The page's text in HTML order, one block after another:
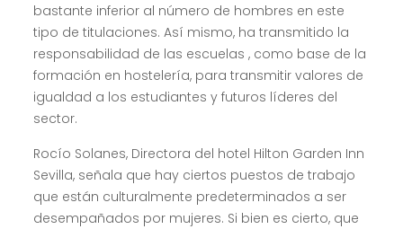
bastante inferior al número de hombres en este
tipo de titulaciones. Así mismo, ha transmitido la
responsabilidad de las escuelas , como base de la
formación en hostelería, para transmitir valores de
igualdad a los estudiantes y futuros líderes del
sector.
Rocío Solanes, Directora del hotel Hilton Garden Inn
Sevilla, señala que hay ciertos puestos de trabajo
que están culturalmente predeterminados a ser
desempañados por mujeres. Si bien es cierto, que